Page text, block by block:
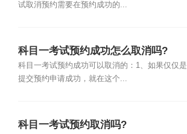
试取消预约需要在预约成功的...
科目一考试预约成功怎么取消吗?
科目一考试预约成功可以取消的：1、如果仅仅是
提交预约申请成功，就在这个...
科目一考试预约取消吗?